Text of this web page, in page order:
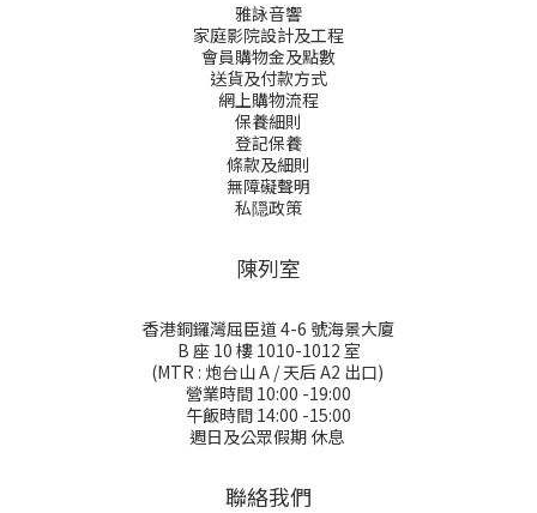
雅詠音響
家庭影院設計及工程
會員購物金及點數
送貨及付款方式
網上購物流程
保養細則
登記保養
條款及細則
無障礙聲明
私隠政策
陳列室
香港銅鑼灣屈臣道 4-6 號海景大廈
B 座 10 樓 1010-1012 室
(MTR : 炮台山 A / 天后 A2 出口)
營業時間 10:00 -19:00
午飯時間 14:00 -15:00
週日及公眾假期 休息
聯絡我們